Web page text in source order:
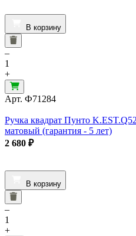
В корзину
–
1
+
Арт. Ф71284
Ручка квадрат Пунто
матовый (гарантия - 5 лет)
2 680 ₽
В корзину
–
1
+